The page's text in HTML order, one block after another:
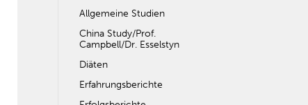
Allgemeine Studien
China Study/Prof.
Campbell/Dr. Esselstyn
Diäten
Erfahrungsberichte